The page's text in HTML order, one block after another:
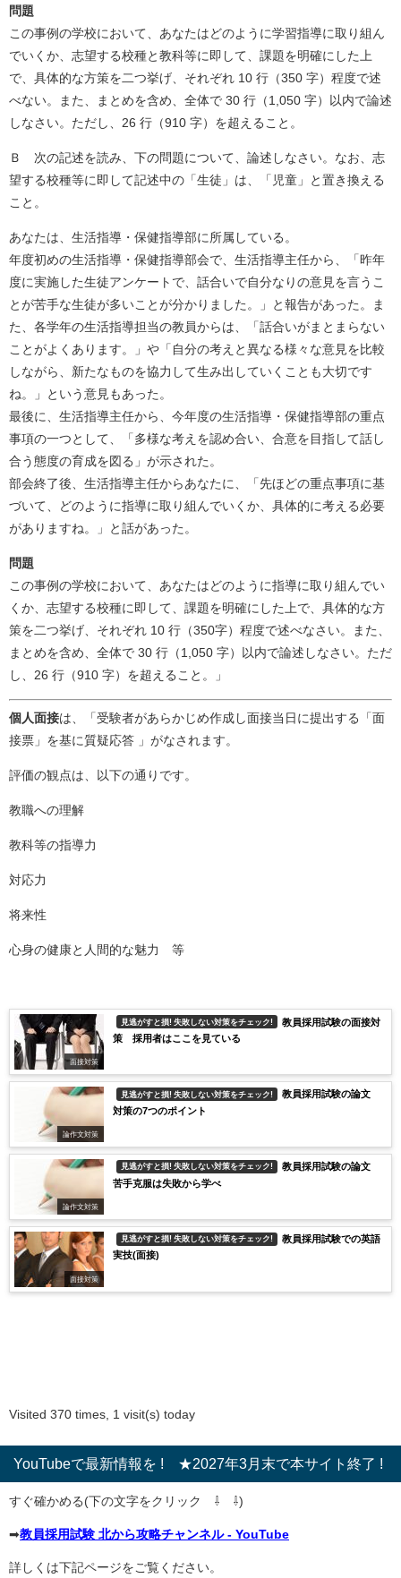
問題
この事例の学校において、あなたはどのように学習指導に取り組ん
でいくか、志望する校種と教科等に即して、課題を明確にした上
で、具体的な方策を二つ挙げ、それぞれ 10 行（350 字）程度で述
べない。また、まとめを含め、全体で 30 行（1,050 字）以内で論述
しなさい。ただし、26 行（910 字）を超えること。
Ｂ 次の記述を読み、下の問題について、論述しなさい。なお、志
望する校種等に即して記述中の「生徒」は、「児童」と置き換える
こと。
あなたは、生活指導・保健指導部に所属している。
年度初めの生活指導・保健指導部会で、生活指導主任から、「昨年
度に実施した生徒アンケートで、話合いで自分なりの意見を言うこ
とが苦手な生徒が多いことが分かりました。」と報告があった。ま
た、各学年の生活指導担当の教員からは、「話合いがまとまらない
ことがよくあります。」や「自分の考えと異なる様々な意見を比較
しながら、新たなものを協力して生み出していくことも大切です
ね。」という意見もあった。
最後に、生活指導主任から、今年度の生活指導・保健指導部の重点
事項の一つとして、「多様な考えを認め合い、合意を目指して話し
合う態度の育成を図る」が示された。
部会終了後、生活指導主任からあなたに、「先ほどの重点事項に基
づいて、どのように指導に取り組んでいくか、具体的に考える必要
がありますね。」と話があった。
問題
この事例の学校において、あなたはどのように指導に取り組んでい
くか、志望する校種に即して、課題を明確にした上で、具体的な方
策を二つ挙げ、それぞれ 10 行（350字）程度で述べなさい。また、
まとめを含め、全体で 30 行（1,050 字）以内で論述しなさい。ただ
し、26 行（910 字）を超えること。」
個人面接は、「受験者があらかじめ作成し面接当日に提出する「面
接票」を基に質疑応答 」がなされます。
評価の観点は、以下の通りです。
教職への理解
教科等の指導力
対応力
将来性
心身の健康と人間的な魅力 等
面接対策
見逃がすと損! 失敗しない対策をチェック!
教員採用試験の面接対
策 採用者はここを見ている
論作文対策
見逃がすと損! 失敗しない対策をチェック!
教員採用試験の論文
対策の7つのポイント
論作文対策
見逃がすと損! 失敗しない対策をチェック!
教員採用試験の論文
苦手克服は失敗から学べ
面接対策
見逃がすと損! 失敗しない対策をチェック!
教員採用試験での英語
実技(面接)
Visited 370 times, 1 visit(s) today
YouTubeで最新情報を ! ★2027年3月末で本サイト終了 !
すぐ確かめる(下の文字をクリック ⇩ ⇩)
➡教員採用試験 北から攻略チャンネル - YouTube
詳しくは下記ページをご覧ください。